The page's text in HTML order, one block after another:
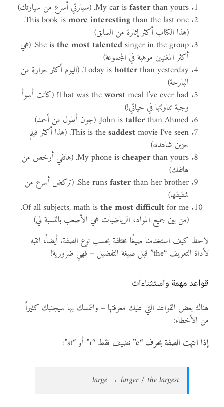
My car isfasterthan yours. (سيارتي أسرع من سيارتك)
This book ismore interesting
than the last one.
(هذا الكتاب أكثر إثارة من السابق)
She isthe most talented
singer in the group. (هي
أكثر المغنيين موهبة في المجموعة)
Today ishotter
than yesterday. (اليوم أكثر حرارة من
البارحة)
That was theworst
meal I’ve ever had! (كانت أسوأ
وجبة تناولتها في حياتي!)
John istallerthan Ahmed. (جون أطول من أحمد)
This is thesaddest
movie I’ve seen. (هذا أكثر فيلم
حزين شاهدته)
My phone ischeaper
than yours. (هاتفي أرخص من
هاتفك)
She runsfaster
than her brother. (تركض أسرع من
شقيقها)
Of all subjects, math isthe most difficult
for me.
(من بين جميع المواد، الرياضيات هي الأصعب بالنسبة لي)
لاحظ كيف استخدمنا صيغًا مختلفة بحسب نوع الصفة. أيضاً، انتبه
لأداة التعريف “the” قبل صيغة التفضيل – فهي ضرورية!
قواعد مهمة واستثناءات
هناك بعض القواعد التي عليك معرفتها – والتمسك بها سيجنبك كثيراً
من الأخطاء:
إذا انتهت الصفة بحرف “e” نضيف فقط “r” أو “st”:
large → larger / the largest